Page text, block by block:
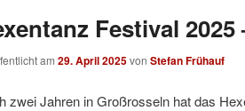
Festival
am 29. April 2025von Stefan Frühauf
zwei Jahren in Großrosseln hat das